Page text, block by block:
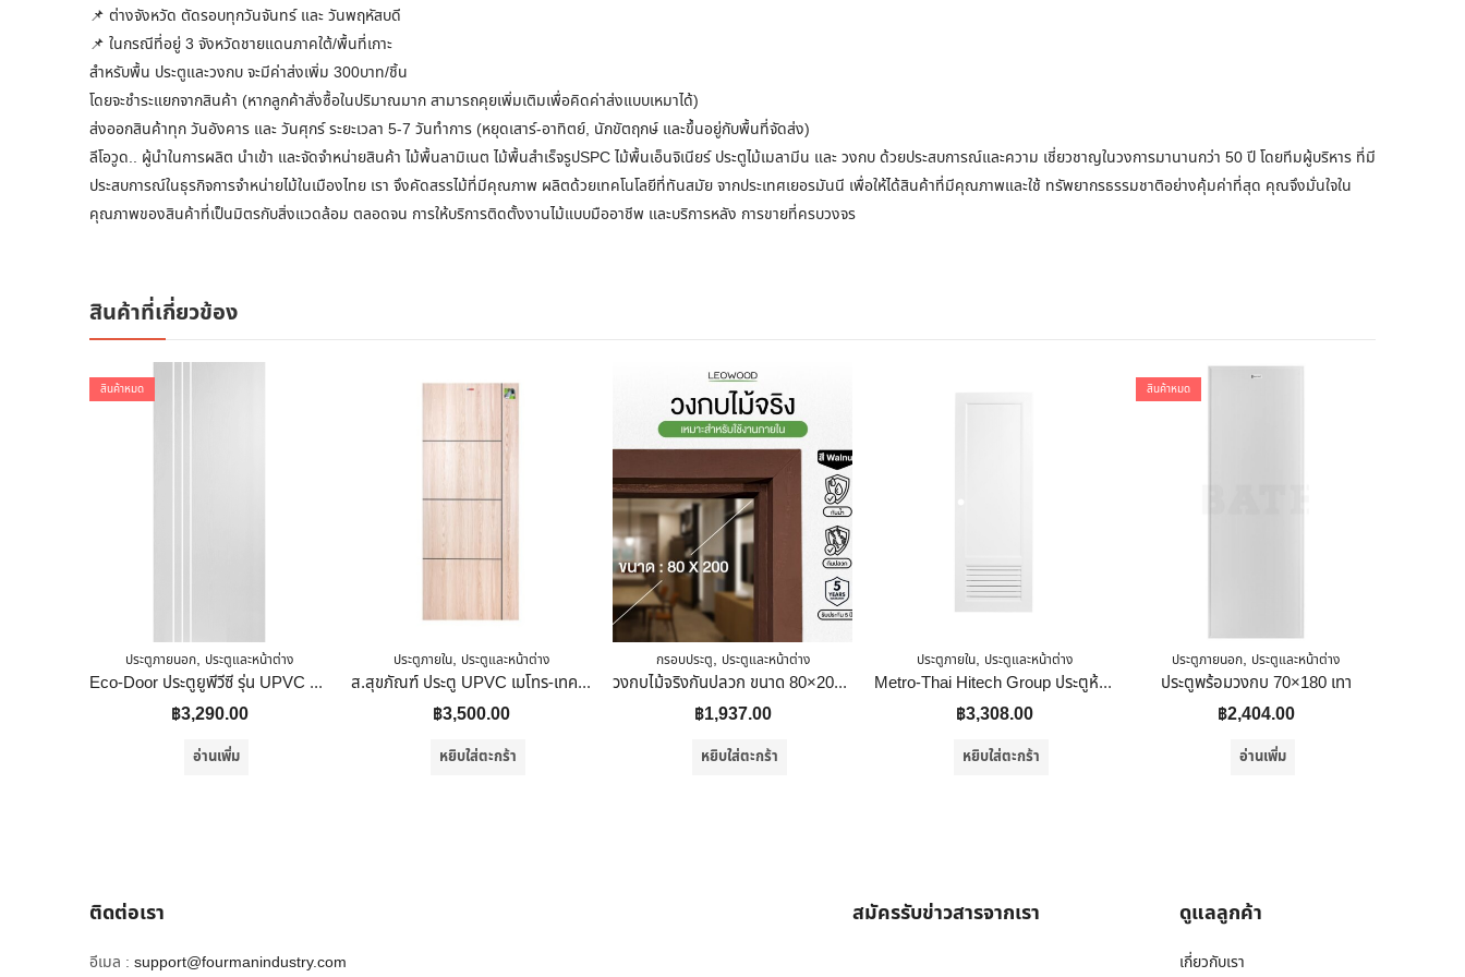
📌 ต่างจังหวัด ตัดรอบทุกวันจันทร์ และ วันพฤหัสบดี
📌 ในกรณีที่อยู่ 3 จังหวัดชายแดนภาคใต้/พื้นที่เกาะ
สำหรับพื้น ประตูและวงกบ จะมีค่าส่งเพิ่ม 300บาท/ชิ้น
โดยจะชำระแยกจากสินค้า (หากลูกค้าสั่งซื้อในปริมาณมาก สามารถคุยเพิ่มเติมเพื่อคิดค่าส่งแบบเหมาได้)
ส่งออกสินค้าทุก วันอังคาร และ วันศุกร์ ระยะเวลา 5-7 วันทำการ (หยุดเสาร์-อาทิตย์, นักขัตฤกษ์ และขึ้นอยู่กับพื้นที่จัดส่ง)
ลีโอวูด.. ผู้นำในการผลิต นำเข้า และจัดจำหน่ายสินค้า ไม้พื้นลามิเนต ไม้พื้นสำเร็จรูปSPC ไม้พื้นเอ็นจิเนียร์ ประตูไม้เมลามีน และ วงกบ ด้วยประสบการณ์และความ เชี่ยวชาญในวงการมานานกว่า 50 ปี โดยทีมผู้บริหาร ที่มี
ประสบการณ์ในธุรกิจการจำหน่ายไม้ในเมืองไทย เรา จึงคัดสรรไม้ที่มีคุณภาพ ผลิตด้วยเทคโนโลยีที่ทันสมัย จากประเทศเยอรมันนี เพื่อให้ได้สินค้าที่มีคุณภาพและใช้ ทรัพยากรธรรมชาติอย่างคุ้มค่าที่สุด คุณจึงมั่นใจใน
คุณภาพของสินค้าที่เป็นมิตรกับสิ่งแวดล้อม ตลอดจน การให้บริการติดตั้งงานไม้แบบมืออาชีพ และบริการหลัง การขายที่ครบวงจร
สินค้าที่เกี่ยวข้อง
สินค้าหมด
ประตูภายนอก, ประตูและหน้าต่าง
Eco-Door ประตูยูพีวีซี รุ่น UPVC 3L 70x200x3.5 สีขาว
฿3,290.00
อ่านเพิ่ม
ประตูภายใน, ประตูและหน้าต่าง
ส.สุขภัณฑ์ ประตู UPVC เมโทร-เทค รุ่น เซาะร่อง Tan Mable 80x200x4 Cm
฿3,500.00
หยิบใส่ตะกร้า
กรอบประตู, ประตูและหน้าต่าง
วงกบไม้จริงกันปลวก ขนาด 80×200 ซม สี Walnut
฿1,937.00
หยิบใส่ตะกร้า
ประตูภายใน, ประตูและหน้าต่าง
Metro-Thai Hitech Group ประตูห้องน้ำ UPVC รุ่น MT-4 ขนาด70×200 สีขาว
฿3,308.00
หยิบใส่ตะกร้า
สินค้าหมด
ประตูภายนอก, ประตูและหน้าต่าง
ประตูพร้อมวงกบ 70×180 เทา
฿2,404.00
อ่านเพิ่ม
ติดต่อเรา
อีเมล : support@fourmanindustry.com
สมัครรับข่าวสารจากเรา ดูแลลูกค้า
เกี่ยวกับเรา